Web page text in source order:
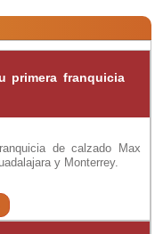
primera franquicia
de calzado Max
y Monterrey.